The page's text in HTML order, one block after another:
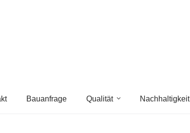
Bauanfrage Qualität Nachhaltigkeit